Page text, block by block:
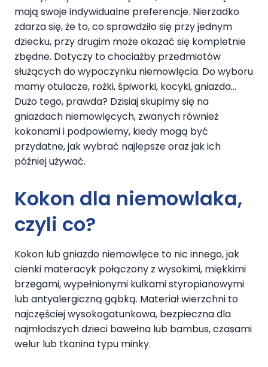
mają swoje indywidualne preferencje. Nierzadko
zdarza się, że to, co sprawdziło się przy jednym
dziecku, przy drugim może okazać się kompletnie
zbędne. Dotyczy to chociażby przedmiotów
służących do wypoczynku niemowlęcia. Do wyboru
mamy otulacze, rożki, śpiworki, kocyki, gniazda…
Dużo tego, prawda? Dzisiaj skupimy się na
gniazdach niemowlęcych, zwanych również
kokonami i podpowiemy, kiedy mogą być
przydatne, jak wybrać najlepsze oraz jak ich
później używać.
Kokon dla niemowlaka,
czyli co?
Kokon lub gniazdo niemowlęce to nic innego, jak
cienki materacyk połączony z wysokimi, miękkimi
brzegami, wypełnionymi kulkami styropianowymi
lub antyalergiczną gąbką. Materiał wierzchni to
najczęściej wysokogatunkowa, bezpieczna dla
najmłodszych dzieci bawełna lub bambus, czasami
welur lub tkanina typu minky.